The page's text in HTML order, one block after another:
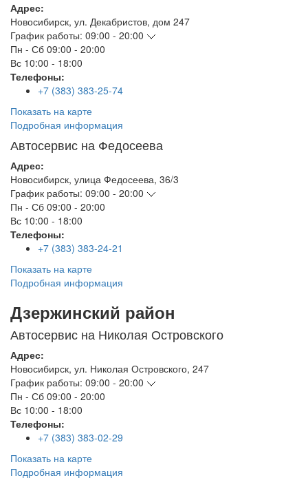
Адрес:
Новосибирск, ул. Декабристов, дом 247
График работы: 09:00 - 20:00
Пн - Сб 09:00 - 20:00
Вс 10:00 - 18:00
Телефоны:
+7 (383) 383-25-74
Показать на карте
Подробная информация
Автосервис на Федосеева
Адрес:
Новосибирск, улица Федосеева, 36/3
График работы: 09:00 - 20:00
Пн - Сб 09:00 - 20:00
Вс 10:00 - 18:00
Телефоны:
+7 (383) 383-24-21
Показать на карте
Подробная информация
Дзержинский район
Автосервис на Николая Островского
Адрес:
Новосибирск, ул. Николая Островского, 247
График работы: 09:00 - 20:00
Пн - Сб 09:00 - 20:00
Вс 10:00 - 18:00
Телефоны:
+7 (383) 383-02-29
Показать на карте
Подробная информация